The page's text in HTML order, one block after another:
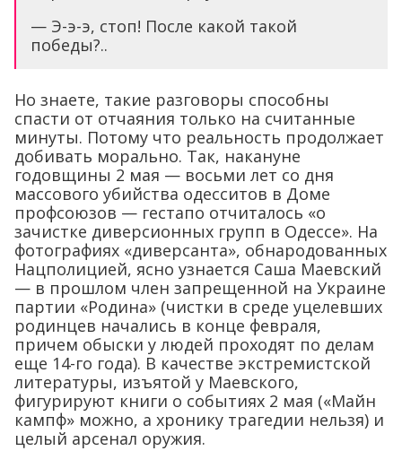
— Э-э-э, стоп! После какой такой
победы?..
Но знаете, такие разговоры способны
спасти от отчаяния только на считанные
минуты. Потому что реальность продолжает
добивать морально. Так, накануне
годовщины 2 мая — восьми лет со дня
массового убийства одесситов в Доме
профсоюзов — гестапо отчиталось «о
зачистке диверсионных групп в Одессе». На
фотографиях «диверсанта», обнародованных
Нацполицией, ясно узнается Саша Маевский
— в прошлом член запрещенной на Украине
партии «Родина» (чистки в среде уцелевших
родинцев начались в конце февраля,
причем обыски у людей проходят по делам
еще 14-го года). В качестве экстремистской
литературы, изъятой у Маевского,
фигурируют книги о событиях 2 мая («Майн
кампф» можно, а хронику трагедии нельзя) и
целый арсенал оружия.